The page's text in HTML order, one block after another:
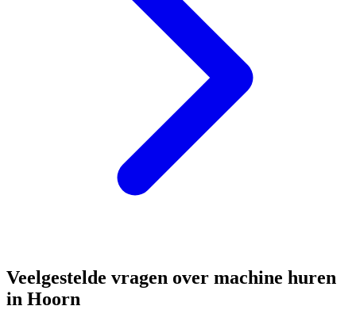
Veelgestelde vragen over machine huren
in Hoorn